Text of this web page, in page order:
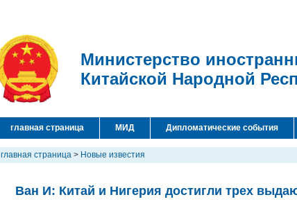
Министерство
Китайской Народной
главная страница МИД Дипломатические события
главная страница > Новые известия
Ван И: Китай и Нигерия достигли трех